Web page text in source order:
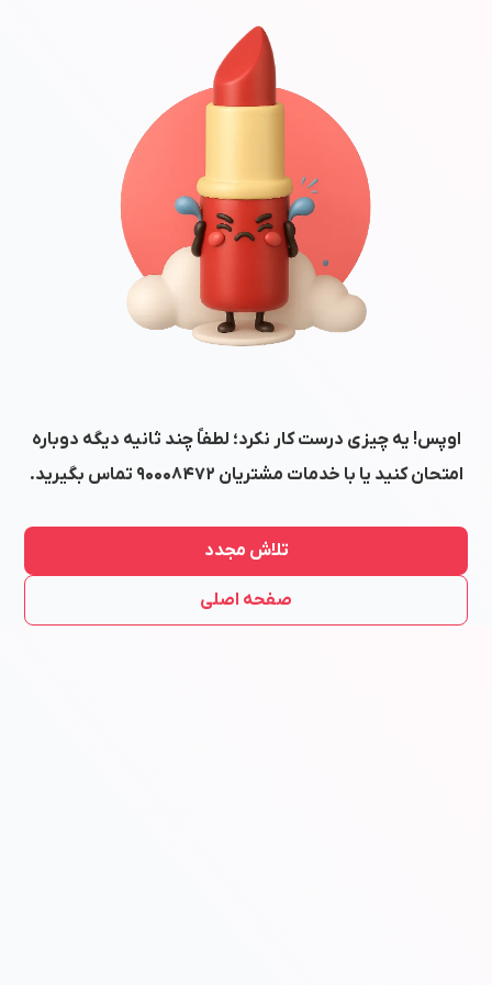
اوپس! یه چیزی درست کار نکرد؛ لطفاً چند ثانیه دیگه دوباره
امتحان کنید یا با خدمات مشتریان ۹۰۰۰۸۴۷۲ تماس بگیرید.
تلاش مجدد
صفحه اصلی